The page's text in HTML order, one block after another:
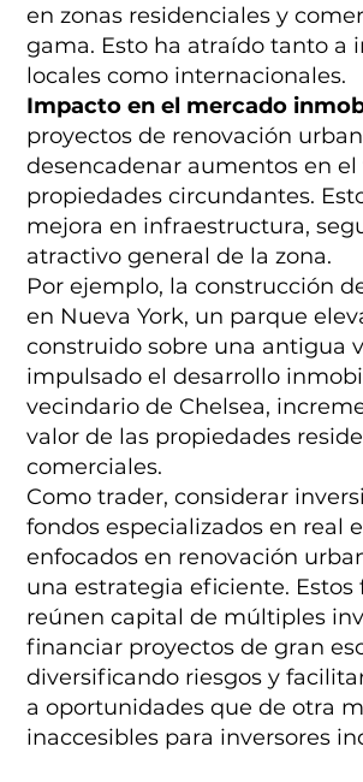
en zonas residenciales y
gama. Esto ha atraído tanto a
locales como internacionales.
Impacto en el mercado
proyectos de renovación
desencadenar aumentos en el
propiedades circundantes.
mejora en infraestructura,
atractivo general de la zona.
Por ejemplo, la construcción
en Nueva York, un parque
construido sobre una antigua
impulsado el desarrollo
vecindario de Chelsea,
valor de las propiedades
comerciales.
Como trader, considerar
fondos especializados en real
enfocados en renovación
una estrategia eficiente. Estos
reúnen capital de múltiples
financiar proyectos de gran
diversificando riesgos y
a oportunidades que de otra
inaccesibles para inversores